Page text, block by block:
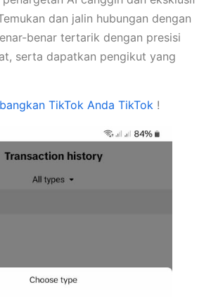
dan jalin hubungan dengan
benar tertarik dengan presisi
serta dapatkan pengikut yang
TikTok Anda TikTok !